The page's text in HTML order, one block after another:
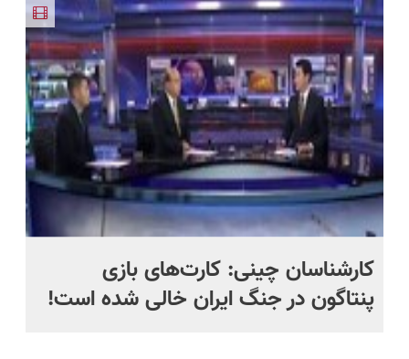
بفروشش
فرصت رو از
دست نده!
نصف قیمت
بخر!😉
اعتبار بده
🎯
کارشناسان چینی: کارت‌های بازی
پنتاگون در جنگ ایران خالی شده است!